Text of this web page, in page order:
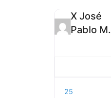
X José
Pablo M.
25